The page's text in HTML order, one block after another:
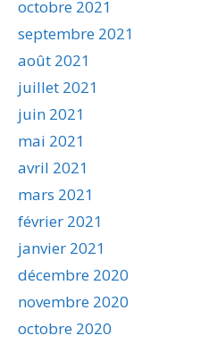
octobre 2021
septembre 2021
août 2021
juillet 2021
juin 2021
mai 2021
avril 2021
mars 2021
février 2021
janvier 2021
décembre 2020
novembre 2020
octobre 2020